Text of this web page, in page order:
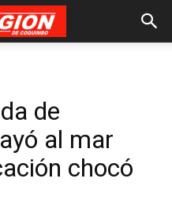
de
al mar
chocó